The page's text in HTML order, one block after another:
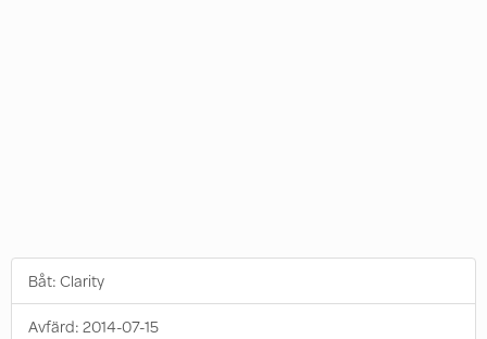
Båt:Clarity
Avfärd:2014-07-15